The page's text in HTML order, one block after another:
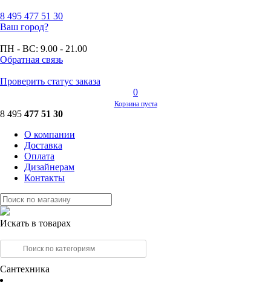
8 495 477 51 30
Ваш город?
ПН - ВС: 9.00 - 21.00
Обратная связь
Проверить статус заказа
0
Корзина пуста
8 495 477 51 30
О компании
Доставка
Оплата
Дизайнерам
Контакты
Искать в товарах
Сантехника